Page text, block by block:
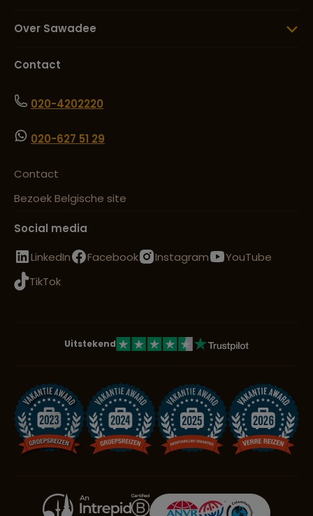
Over Sawadee
Contact
020-4202220
020-627 51 29
Contact
Bezoek Belgische site
Social media
LinkedIn
Facebook Instagram
YouTube
TikTok
Uitstekend